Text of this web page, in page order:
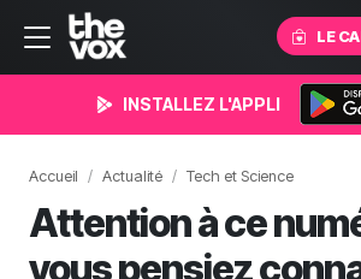
LE
INSTALLEZ L'APPLI
Accueil Actualité Tech et Science
Attention à ce
vous pensiez